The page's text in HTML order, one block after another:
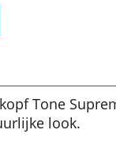
Tone
look.